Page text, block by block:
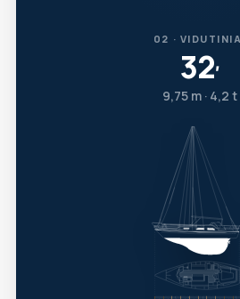
02 ·
32′
9,75 m · 4,2 t